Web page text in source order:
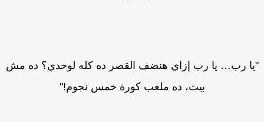
رب… يا رب إزاي هنضف القصر ده كله لوحدي؟ ده مش
بيت، ده ملعب كورة خمس نجوم!"